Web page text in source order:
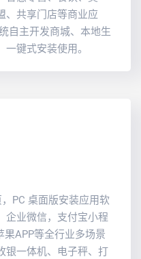
、共享门店等商业应
自主开发商城、本地生
键式安装使用。
PC 桌面版安装应用软
企业微信，支付宝小程
果APP等全行业多场景
银一体机、电子秤、打